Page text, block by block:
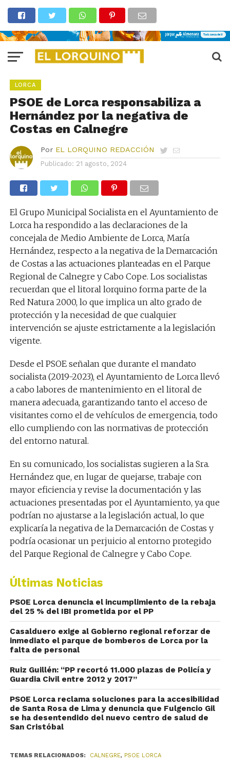
LORCA
PSOE de Lorca responsabiliza a
Hernández por la negativa de
Costas en Calnegre
Por EL LORQUINO REDACCIÓN
Publicado: 21 agosto, 2024
El Grupo Municipal Socialista en el Ayuntamiento de
Lorca ha respondido a las declaraciones de la
concejala de Medio Ambiente de Lorca, María
Hernández, respecto a la negativa de la Demarcación
de Costas a las actuaciones planteadas en el Parque
Regional de Calnegre y Cabo Cope. Los socialistas
recuerdan que el litoral lorquino forma parte de la
Red Natura 2000, lo que implica un alto grado de
protección y la necesidad de que cualquier
intervención se ajuste estrictamente a la legislación
vigente.
Desde el PSOE señalan que durante el mandato
socialista (2019-2023), el Ayuntamiento de Lorca llevó
a cabo labores de mantenimiento en el litoral de
manera adecuada, garantizando tanto el acceso de
visitantes como el de vehículos de emergencia, todo
ello cumpliendo con las normativas de protección
del entorno natural.
En su comunicado, los socialistas sugieren a la Sra.
Hernández que, en lugar de quejarse, trabaje con
mayor eficiencia y revise la documentación y las
actuaciones presentadas por el Ayuntamiento, ya que
podrían no ajustarse a la legislación actual, lo que
explicaría la negativa de la Demarcación de Costas y
podría ocasionar un perjuicio al entorno protegido
del Parque Regional de Calnegre y Cabo Cope.
Últimas Noticias
PSOE Lorca denuncia el incumplimiento de la rebaja
del 25 % del IBI prometida por el PP
Casalduero exige al Gobierno regional reforzar de
inmediato el parque de bomberos de Lorca por la
falta de personal
Ruiz Guillén: “PP recortó 11.000 plazas de Policía y
Guardia Civil entre 2012 y 2017”
PSOE Lorca reclama soluciones para la accesibilidad
de Santa Rosa de Lima y denuncia que Fulgencio Gil
se ha desentendido del nuevo centro de salud de
San Cristóbal
TEMAS RELACIONADOS: CALNEGRE, PSOE LORCA